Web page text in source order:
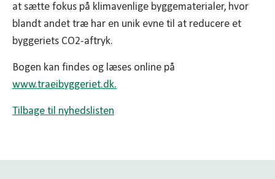
at sætte fokus på klimavenlige byggematerialer, hvor
blandt andet træ har en unik evne til at reducere et
byggeriets CO2-aftryk.
Bogen kan findes og læses online på
www.traeibyggeriet.dk.
Tilbage til nyhedslisten